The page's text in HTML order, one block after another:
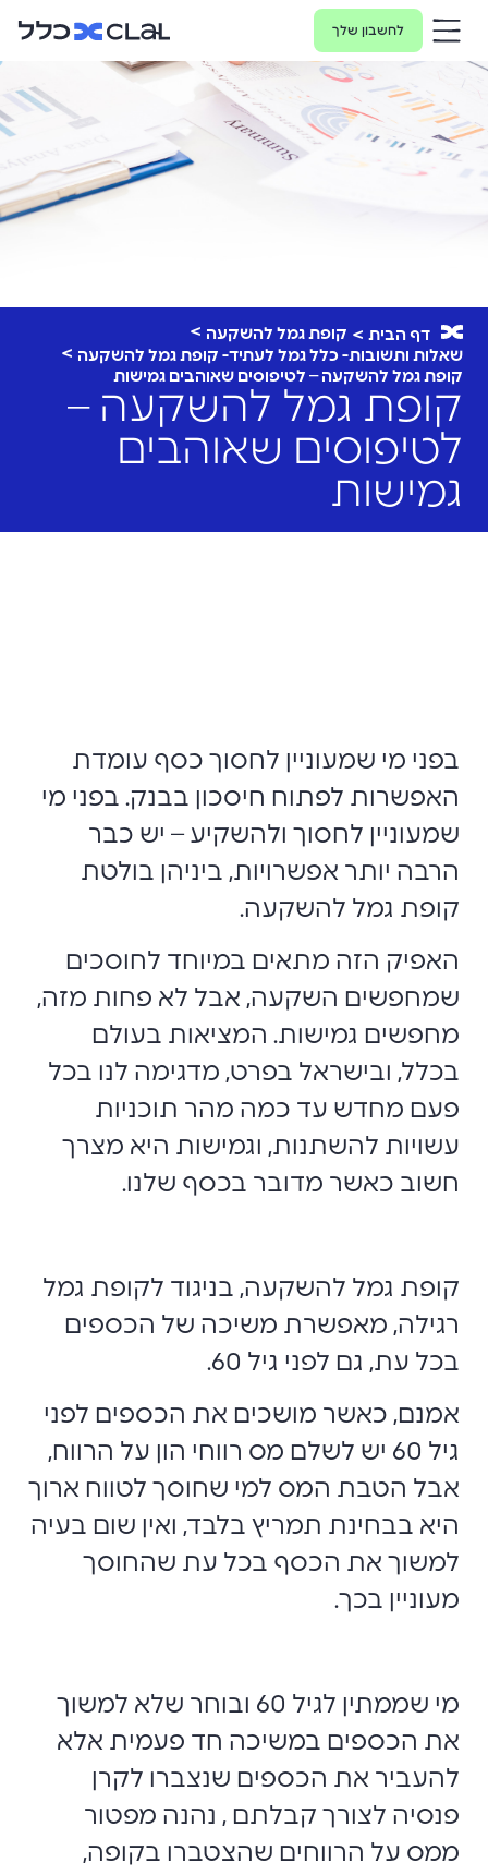
לחשבון שלך
דף הבית
קופת גמל להשקעה
שאלות ותשובות- כלל גמל לעתיד- קופת גמל להשקעה
קופת גמל להשקעה – לטיפוסים שאוהבים גמישות
קופת גמל להשקעה –
לטיפוסים שאוהבים
גמישות
בפני מי שמעוניין לחסוך כסף עומדת
האפשרות לפתוח חיסכון בבנק. בפני מי
שמעוניין לחסוך ולהשקיע – יש כבר
הרבה יותר אפשרויות, ביניהן בולטת
קופת גמל להשקעה.
האפיק הזה מתאים במיוחד לחוסכים
שמחפשים השקעה, אבל לא פחות מזה,
מחפשים גמישות. המציאות בעולם
בכלל, ובישראל בפרט, מדגימה לנו בכל
פעם מחדש עד כמה מהר תוכניות
עשויות להשתנות, וגמישות היא מצרך
חשוב כאשר מדובר בכסף שלנו.
קופת גמל להשקעה, בניגוד לקופת גמל
רגילה, מאפשרת משיכה של הכספים
בכל עת, גם לפני גיל 60.
אמנם, כאשר מושכים את הכספים לפני
גיל 60 יש לשלם מס רווחי הון על הרווח,
אבל הטבת המס למי שחוסך לטווח ארוך
היא בבחינת תמריץ בלבד, ואין שום בעיה
למשוך את הכסף בכל עת שהחוסך
מעוניין בכך.
מי שממתין לגיל 60 ובוחר שלא למשוך
את הכספים במשיכה חד פעמית אלא
להעביר את הכספים שנצברו לקרן
פנסיה לצורך קבלתם , נהנה מפטור
ממס על הרווחים שהצטברו בקופה,